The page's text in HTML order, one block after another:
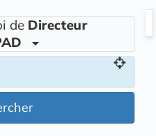
de Directeur